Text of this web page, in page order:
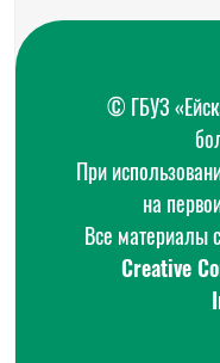
© ГБУЗ
При
на
Все материалы
Creative